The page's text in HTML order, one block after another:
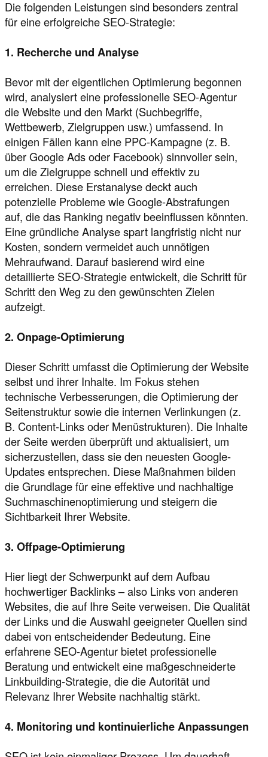
Die folgenden Leistungen sind besonders zentral
für eine erfolgreiche SEO-Strategie:
1. Recherche und Analyse
Bevor mit der eigentlichen Optimierung begonnen
wird, analysiert eine professionelle SEO-Agentur
die Website und den Markt (Suchbegriffe,
Wettbewerb, Zielgruppen usw.) umfassend. In
einigen Fällen kann eine PPC-Kampagne (z. B.
über Google Ads oder Facebook) sinnvoller sein,
um die Zielgruppe schnell und effektiv zu
erreichen. Diese Erstanalyse deckt auch
potenzielle Probleme wie Google-Abstrafungen
auf, die das Ranking negativ beeinflussen könnten.
Eine gründliche Analyse spart langfristig nicht nur
Kosten, sondern vermeidet auch unnötigen
Mehraufwand. Darauf basierend wird eine
detaillierte SEO-Strategie entwickelt, die Schritt für
Schritt den Weg zu den gewünschten Zielen
aufzeigt.
2. Onpage-Optimierung
Dieser Schritt umfasst die Optimierung der Website
selbst und ihrer Inhalte. Im Fokus stehen
technische Verbesserungen, die Optimierung der
Seitenstruktur sowie die internen Verlinkungen (z.
B. Content-Links oder Menüstrukturen). Die Inhalte
der Seite werden überprüft und aktualisiert, um
sicherzustellen, dass sie den neuesten Google-
Updates entsprechen. Diese Maßnahmen bilden
die Grundlage für eine effektive und nachhaltige
Suchmaschinenoptimierung und steigern die
Sichtbarkeit Ihrer Website.
3. Offpage-Optimierung
Hier liegt der Schwerpunkt auf dem Aufbau
hochwertiger Backlinks – also Links von anderen
Websites, die auf Ihre Seite verweisen. Die Qualität
der Links und die Auswahl geeigneter Quellen sind
dabei von entscheidender Bedeutung. Eine
erfahrene SEO-Agentur bietet professionelle
Beratung und entwickelt eine maßgeschneiderte
Linkbuilding-Strategie, die die Autorität und
Relevanz Ihrer Website nachhaltig stärkt.
4. Monitoring und kontinuierliche Anpassungen